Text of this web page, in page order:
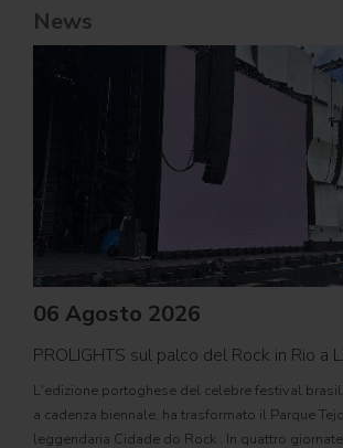
News
06 Agosto 2026
PROLIGHTS sul palco del Rock in Rio a
L'edizione portoghese del celebre festival
a cadenza biennale, ha trasformato il Parque
leggendaria Cidade do Rock . In quattro